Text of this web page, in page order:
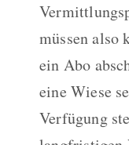
müssen also
ein Abo
eine Wiese
Verfügung